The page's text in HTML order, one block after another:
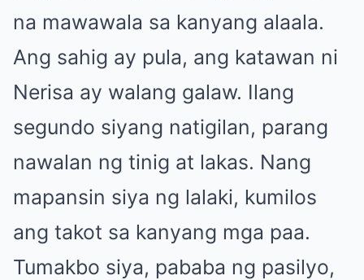
na mawawala sa kanyang alaala.
Ang sahig ay pula, ang katawan ni
Nerisa ay walang galaw. Ilang
segundo siyang natigilan, parang
nawalan ng tinig at lakas. Nang
mapansin siya ng lalaki, kumilos
ang takot sa kanyang mga paa.
Tumakbo siya, pababa ng pasilyo,